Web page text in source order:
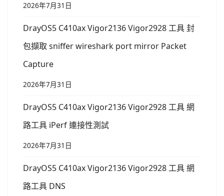
2026年7月31日
DrayOS5 C410ax Vigor2136 Vigor2928 工具 封
包擷取 sniffer wireshark port mirror Packet
Capture
2026年7月31日
DrayOS5 C410ax Vigor2136 Vigor2928 工具 網
路工具 iPerf 連接性測試
2026年7月31日
DrayOS5 C410ax Vigor2136 Vigor2928 工具 網
路工具 DNS